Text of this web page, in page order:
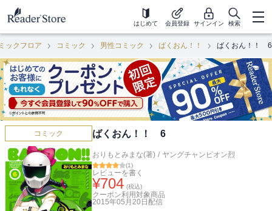
はじめて 会員登録 サインイン 検索
ックフロア コミック 男性コミック ばくおん！！ ばくおん！！ 6
コミック ばくおん！！ 6
おりもとみまな(著) / ヤングチャンピオン烈
(1)
レビューを書く
¥704 (税込)
クーポン利用対象商品
2015年05月20日 配信